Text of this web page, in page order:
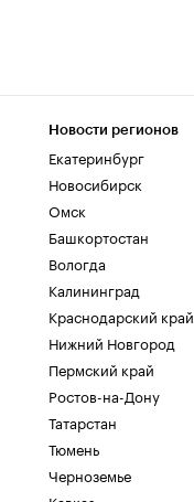
Новости регионов
Екатеринбург
Новосибирск
Омск
Башкортостан
Вологда
Калининград
Краснодарский край
Нижний Новгород
Пермский край
Ростов-на-Дону
Татарстан
Тюмень
Черноземье